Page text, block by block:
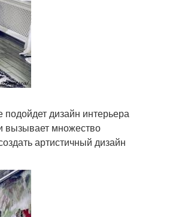
дизайн интерьера
вызывает множество
артистичный дизайн